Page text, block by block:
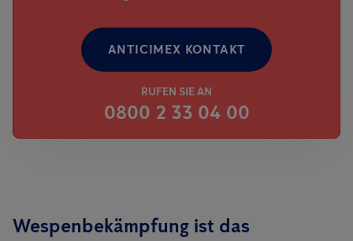
ANTICIMEX KONTAKT
RUFEN SIE AN
0800 2 33 04 00
Wespenbekämpfung ist das